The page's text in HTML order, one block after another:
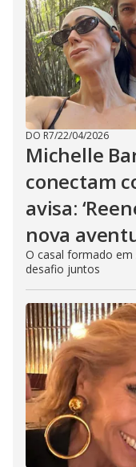
DO R7/22/04/2026
Michelle
conectam
avisa:
nova
O casal formado em
desafio juntos